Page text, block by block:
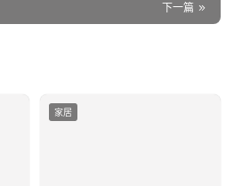
下一篇
家居